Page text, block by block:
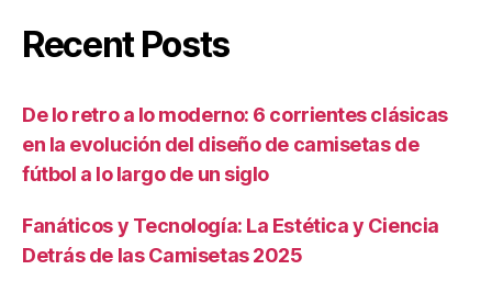
Recent Posts
De lo retro a lo moderno: 6 corrientes clásicas
en la evolución del diseño de camisetas de
fútbol a lo largo de un siglo
Fanáticos y Tecnología: La Estética y Ciencia
Detrás de las Camisetas 2025